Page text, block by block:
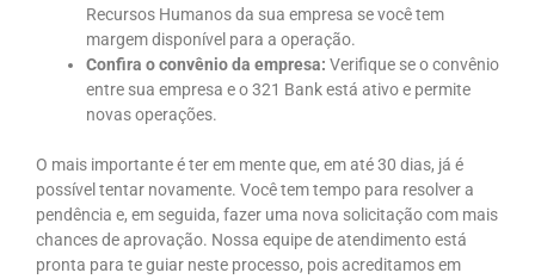
Recursos Humanos da sua empresa se você tem
margem disponível para a operação.
Confira o convênio da empresa: Verifique se o convênio
entre sua empresa e o 321 Bank está ativo e permite
novas operações.
O mais importante é ter em mente que, em até 30 dias, já é
possível tentar novamente. Você tem tempo para resolver a
pendência e, em seguida, fazer uma nova solicitação com mais
chances de aprovação. Nossa equipe de atendimento está
pronta para te guiar neste processo, pois acreditamos em